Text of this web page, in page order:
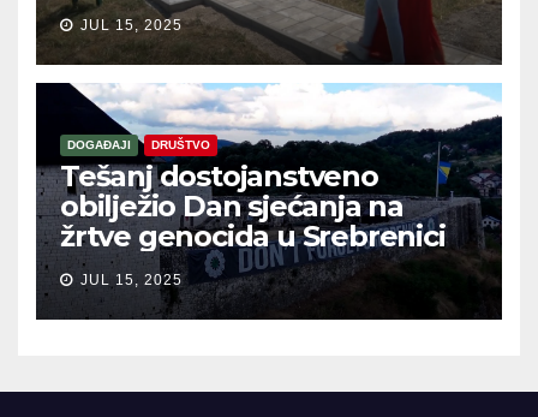
JUL 15, 2025
DOGAĐAJI DRUŠTVO
Tešanj dostojanstveno
obilježio Dan sjećanja na
žrtve genocida u Srebrenici
JUL 15, 2025